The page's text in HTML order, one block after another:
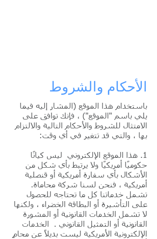
الأحكام والشروط
باستخدام هذا الموقع (المشار إليه فيما
يلي باسم "الموقع") ، فإنك توافق على
الامتثال للشروط والأحكام التالية والالتزام
بها ، والتي قد تتغير في أي وقت:
1. هذا الموقع الإلكتروني
ليس كيانًا
حكوميًا أمريكيًا ولا يرتبط بأي شكل من
الأشكال بأي سفارة أمريكية أو قنصلية
أمريكية ، فنحن لسنا شركة محاماة.
تشمل خدماتنا كل ما تحتاجه للحصول
على التأشيرة أو البطاقة الخضراء ، ولكنها
لا تشمل الخدمات القانونية أو المشورة
القانونية أو التمثيل القانوني . الخدمات
الإلكترونية الأمريكية ليست بديلاً عن محامٍ